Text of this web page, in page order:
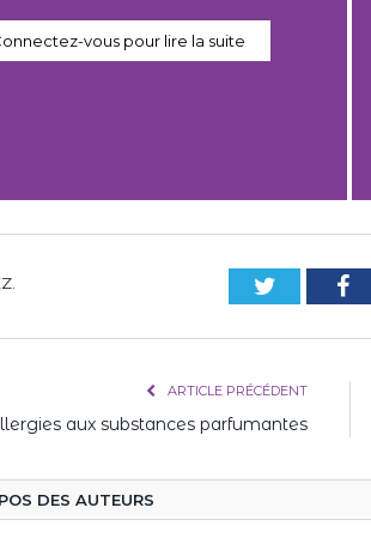
vous pour lire la suite
Twitter
ARTICLE PRÉCÉDENT
aux substances parfumantes
DES AUTEURS